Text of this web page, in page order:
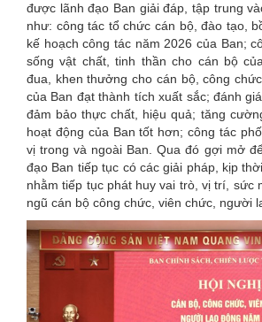
được lãnh đạo Ban giải đáp, tập trung
như: công tác tổ chức cán bộ, đào tạo,
kế hoạch công tác năm 2026 của Ban;
sống vật chất, tinh thần cho cán bộ
đua, khen thưởng cho cán bộ, công
của Ban đạt thành tích xuất sắc; đánh
đảm bảo thực chất, hiệu quả; tăng
hoạt động của Ban tốt hơn; công tác
vị trong và ngoài Ban. Qua đó gợi mở
đạo Ban tiếp tục có các giải pháp, kịp
nhằm tiếp tục phát huy vai trò, vị trí, sức
ngũ cán bộ công chức, viên chức, người